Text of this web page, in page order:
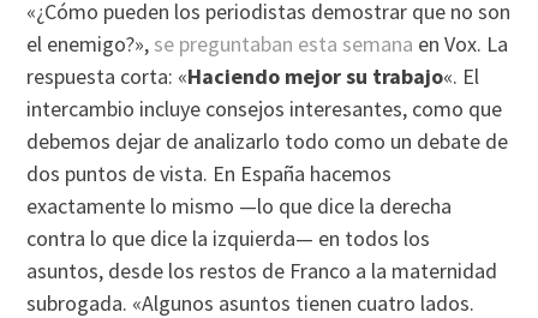
«¿Cómo pueden los periodistas demostrar que no son
el enemigo?», se preguntaban esta semana en Vox. La
respuesta corta: «Haciendo mejor su trabajo«. El
intercambio incluye consejos interesantes, como que
debemos dejar de analizarlo todo como un debate de
dos puntos de vista. En España hacemos
exactamente lo mismo —lo que dice la derecha
contra lo que dice la izquierda— en todos los
asuntos, desde los restos de Franco a la maternidad
subrogada. «Algunos asuntos tienen cuatro lados.